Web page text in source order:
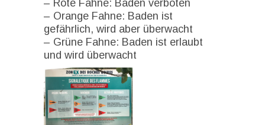
– Rote Fahne: Baden verboten
– Orange Fahne: Baden ist
gefährlich, wird aber überwacht
– Grüne Fahne: Baden ist erlaubt
und wird überwacht